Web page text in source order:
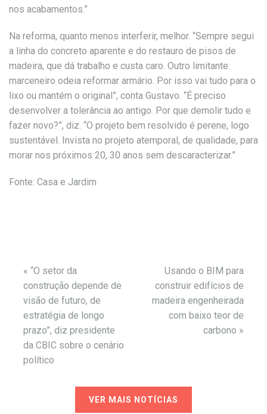
nos acabamentos.”
Na reforma, quanto menos interferir, melhor. “Sempre segui
a linha do concreto aparente e do restauro de pisos de
madeira, que dá trabalho e custa caro. Outro limitante:
marceneiro odeia reformar armário. Por isso vai tudo para o
lixo ou mantém o original”, conta Gustavo. “É preciso
desenvolver a tolerância ao antigo. Por que demolir tudo e
fazer novo?”, diz. “O projeto bem resolvido é perene, logo
sustentável. Invista no projeto atemporal, de qualidade, para
morar nos próximos 20, 30 anos sem descaracterizar.”
Fonte: Casa e Jardim
« “O setor da
construção depende de
visão de futuro, de
estratégia de longo
prazo”, diz presidente
da CBIC sobre o cenário
político
Usando o BIM para
construir edifícios de
madeira engenheirada
com baixo teor de
carbono »
VER MAIS NOTÍCIAS